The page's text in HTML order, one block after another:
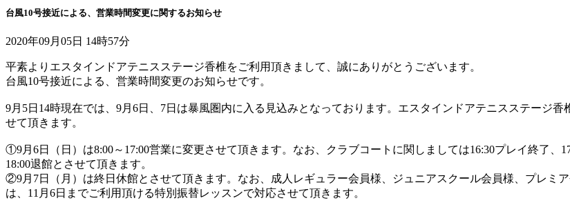
台風10号接近による、営業時間変更に関するお知らせ
2020年09月05日 14時57分
平素よりエスタインドアテニスステージ香椎をご利用頂きまして、誠にありがとうございます。
台風10号接近による、営業時間変更のお知らせです。
9月5日14時現在では、9月6日、7日は暴風圏内に入る見込みとなっております。エスタインドアテニスステージ
せて頂きます。
①9月6日（日）は8:00～17:00営業に変更させて頂きます。なお、クラブコートに関しましては16:30プレイ終了、
18:00退館とさせて頂きます。
②9月7日（月）は終日休館とさせて頂きます。なお、成人レギュラー会員様、ジュニアスクール会員様、プレミ
は、11月6日までご利用頂ける特別振替レッスンで対応させて頂きます。